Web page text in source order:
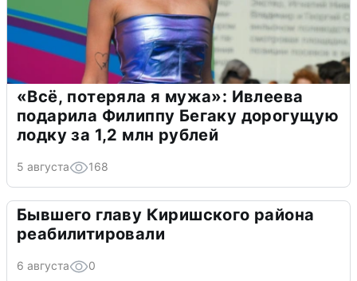
«Всё, потеряла я мужа»: Ивлеева
подарила Филиппу Бегаку дорогущую
лодку за 1,2 млн рублей
5 августа 168
Бывшего главу Киришского района
реабилитировали
6 августа 0